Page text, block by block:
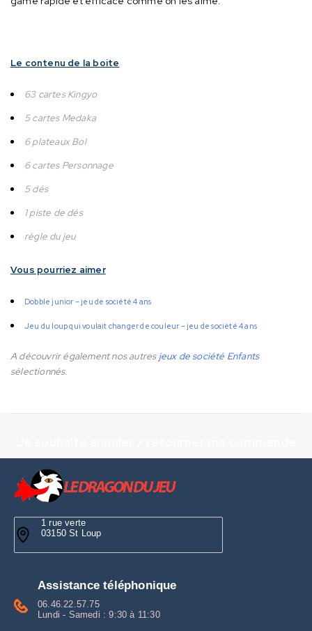
Le contenu de la boite
63 cartes Kingyo
5 cartes Medaka
6 plateaux Bol
6 cartes Personnage
5 dés
1 piste de dés
règle du jeu
Vous pourriez aimer
Dobble junior – jeu de société 4 ans
Jeu du loup qui voulait changer de couleur – jeu de société 4 ans
A découvrir également nos autresjeux de société Enfants
sélectionnés.
1 rue verte
03150 St Loup
Assistance téléphonique
06.46.22.57.75
Lundi - Samedi : 9:30 à 11:30